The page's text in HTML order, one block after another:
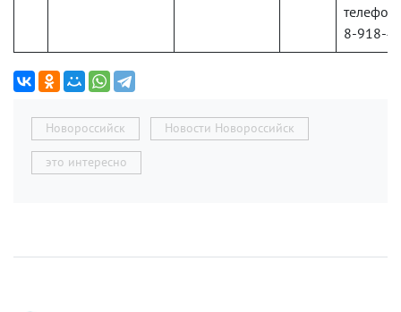
8-918-
Новороссийск Новости Новороссийск
это интересно